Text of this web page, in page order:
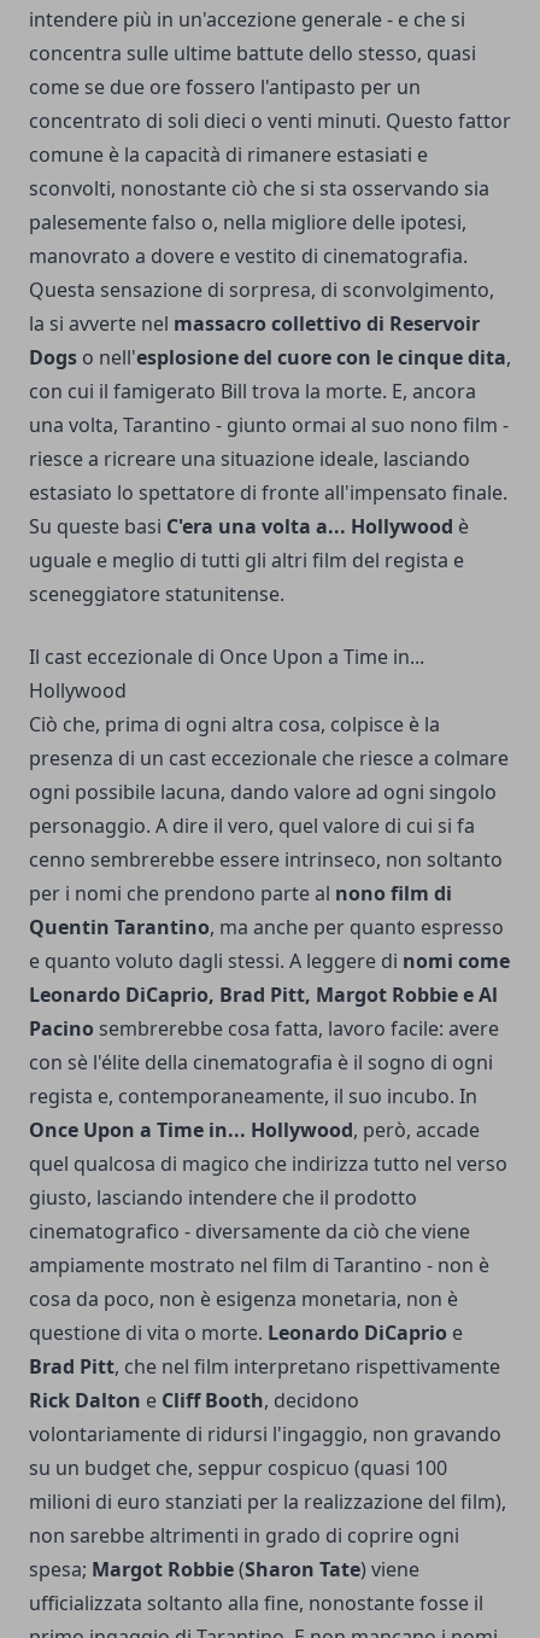
intendere più in un'accezione generale - e che si
concentra sulle ultime battute dello stesso, quasi
come se due ore fossero l'antipasto per un
concentrato di soli dieci o venti minuti. Questo fattor
comune è la capacità di rimanere estasiati e
sconvolti, nonostante ciò che si sta osservando sia
palesemente falso o, nella migliore delle ipotesi,
manovrato a dovere e vestito di cinematografia.
Questa sensazione di sorpresa, di sconvolgimento,
la si avverte nel massacro collettivo di Reservoir
Dogs o nell'esplosione del cuore con le cinque dita,
con cui il famigerato Bill trova la morte. E, ancora
una volta, Tarantino - giunto ormai al suo nono film -
riesce a ricreare una situazione ideale, lasciando
estasiato lo spettatore di fronte all'impensato finale.
Su queste basi C'era una volta a... Hollywood è
uguale e meglio di tutti gli altri film del regista e
sceneggiatore statunitense.
Il cast eccezionale di Once Upon a Time in...
Hollywood
Ciò che, prima di ogni altra cosa, colpisce è la
presenza di un cast eccezionale che riesce a colmare
ogni possibile lacuna, dando valore ad ogni singolo
personaggio. A dire il vero, quel valore di cui si fa
cenno sembrerebbe essere intrinseco, non soltanto
per i nomi che prendono parte al nono film di
Quentin Tarantino, ma anche per quanto espresso
e quanto voluto dagli stessi. A leggere di nomi come
Leonardo DiCaprio, Brad Pitt, Margot Robbie e Al
Pacino sembrerebbe cosa fatta, lavoro facile: avere
con sè l'élite della cinematografia è il sogno di ogni
regista e, contemporaneamente, il suo incubo. In
Once Upon a Time in... Hollywood, però, accade
quel qualcosa di magico che indirizza tutto nel verso
giusto, lasciando intendere che il prodotto
cinematografico - diversamente da ciò che viene
ampiamente mostrato nel film di Tarantino - non è
cosa da poco, non è esigenza monetaria, non è
questione di vita o morte. Leonardo DiCaprio e
Brad Pitt, che nel film interpretano rispettivamente
Rick Dalton e Cliff Booth, decidono
volontariamente di ridursi l'ingaggio, non gravando
su un budget che, seppur cospicuo (quasi 100
milioni di euro stanziati per la realizzazione del film),
non sarebbe altrimenti in grado di coprire ogni
spesa; Margot Robbie(Sharon Tate) viene
ufficializzata soltanto alla fine, nonostante fosse il